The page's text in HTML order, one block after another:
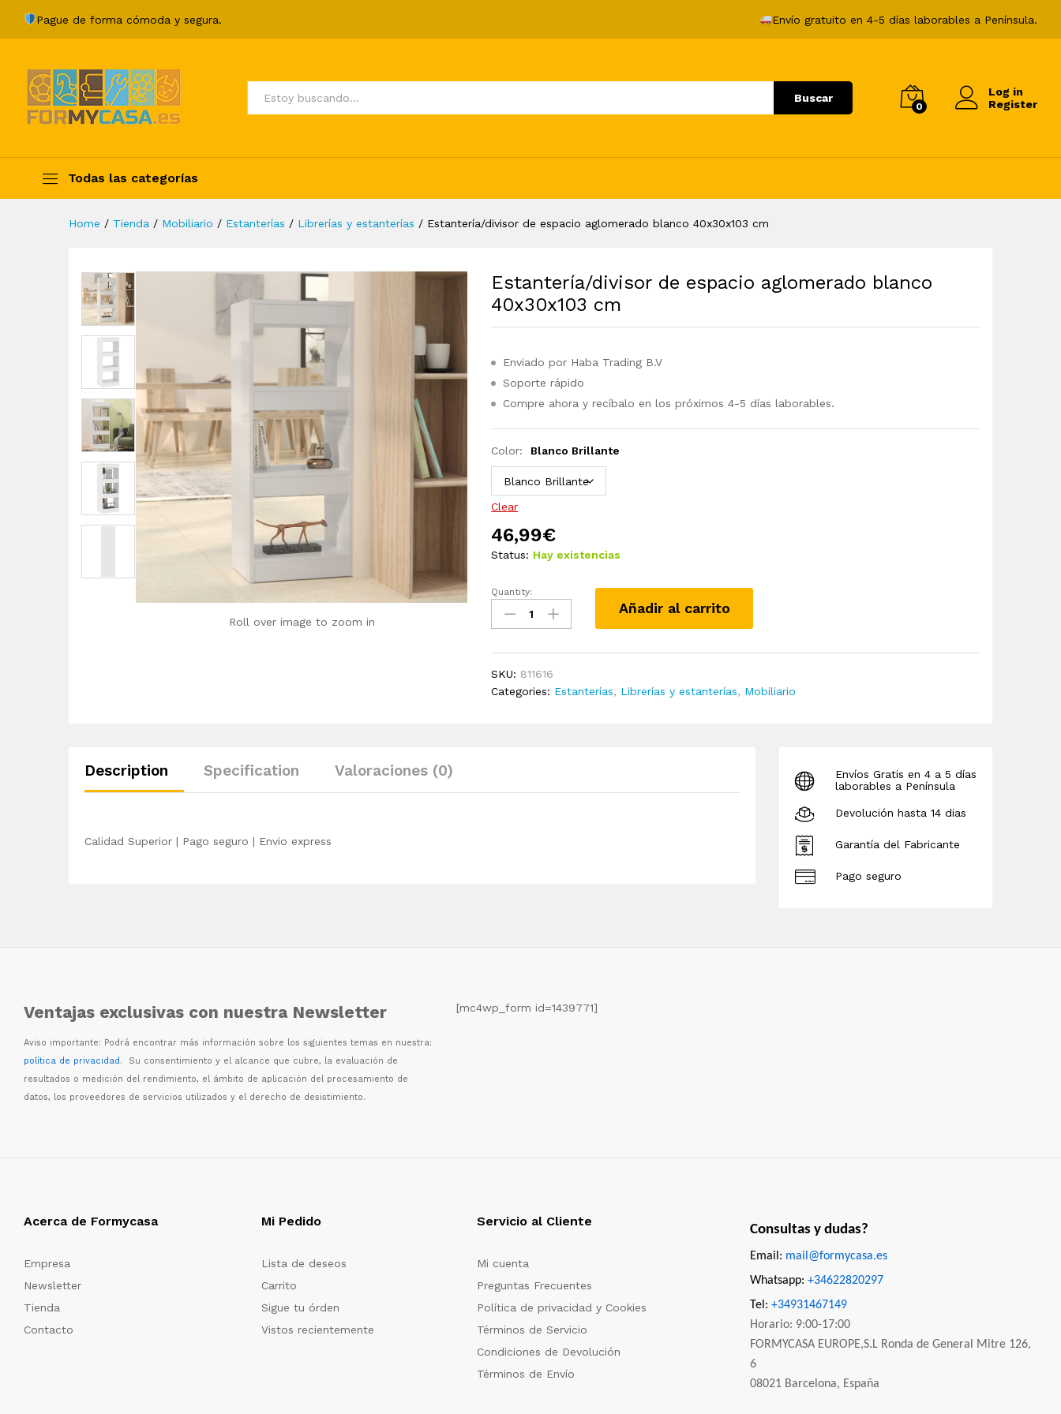
Pague de forma cómoda y segura. Envío gratuito en 4-5 días laborables a Península.
Todos Buscar
0
Log in
Register
Todas las categorías
Home / Tienda / Mobiliario / Estanterías / Librerías y estanterías / Estantería/divisor de espacio aglomerado blanco 40x30x103 cm
Roll over image to zoom in
Estantería/divisor de espacio aglomerado blanco
40x30x103 cm
Enviado por Haba Trading B.V
Soporte rápido
Compre ahora y recíbalo en los próximos 4-5 días laborables.
Color: Blanco Brillante
Clear
46,99€
Status: Hay existencias
Estantería/divisor
espacio
40x30x103
cm
Quantity:
Añadir al carrito
SKU: 811616
Categories: Estanterías, Librerías y estanterías, Mobiliario
Description Specification Valoraciones (0)
Calidad Superior | Pago seguro | Envio express
Envíos Gratis en 4 a 5 días
laborables a Península
Devolución hasta 14 dias
Garantía del Fabricante
Pago seguro
Ventajas exclusivas con nuestra Newsletter
Aviso importante: Podrá encontrar más información sobre los siguientes temas en nuestra:
política de privacidad. Su consentimiento y el alcance que cubre, la evaluación de
resultados o medición del rendimiento, el ámbito de aplicación del procesamiento de
datos, los proveedores de servicios utilizados y el derecho de desistimiento.
[mc4wp_form id=1439771]
Acerca de Formycasa
Empresa
Newsletter
Tienda
Contacto
Mi Pedido
Lista de deseos
Carrito
Sigue tu órden
Vistos recientemente
Servicio al Cliente
Mi cuenta
Preguntas Frecuentes
Política de privacidad y Cookies
Términos de Servicio
Condiciones de Devolución
Términos de Envío
Consultas y dudas?
Email: mail@formycasa.es
Whatsapp: +34622820297
Tel: +34931467149
Horario: 9:00-17:00
FORMYCASA EUROPE,S.L Ronda de General Mitre 126,
6
08021 Barcelona, España
Description Specification
36,99€ Añadir al carrito